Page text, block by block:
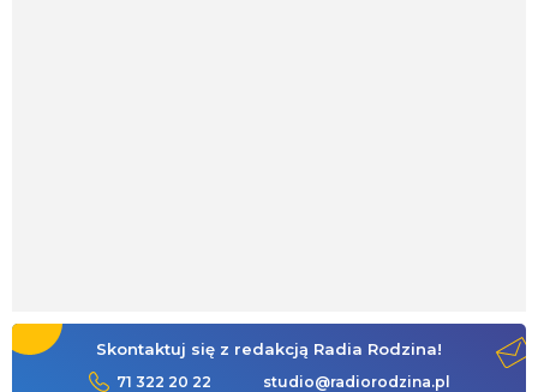
Skontaktuj się z redakcją Radia Rodzina!
71 322 20 22 studio@radiorodzina.pl